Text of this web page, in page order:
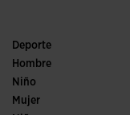
Deporte
Running
Fútbol
Pádel
Tenis
Hombre
Calzado Hombre
Deporte
Niño
Ver todo ropa niño
Mujer